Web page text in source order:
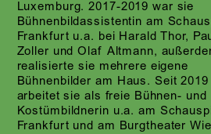
Luxemburg. 2017-2019 war sie
Bühnenbildassistentin am
Frankfurt u.a. bei Harald Thor,
Zoller und Olaf Altmann,
realisierte sie mehrere eigene
Bühnenbilder am Haus. Seit 2019
arbeitet sie als freie Bühnen- und
Kostümbildnerin u.a. am
Frankfurt und am Burgtheater